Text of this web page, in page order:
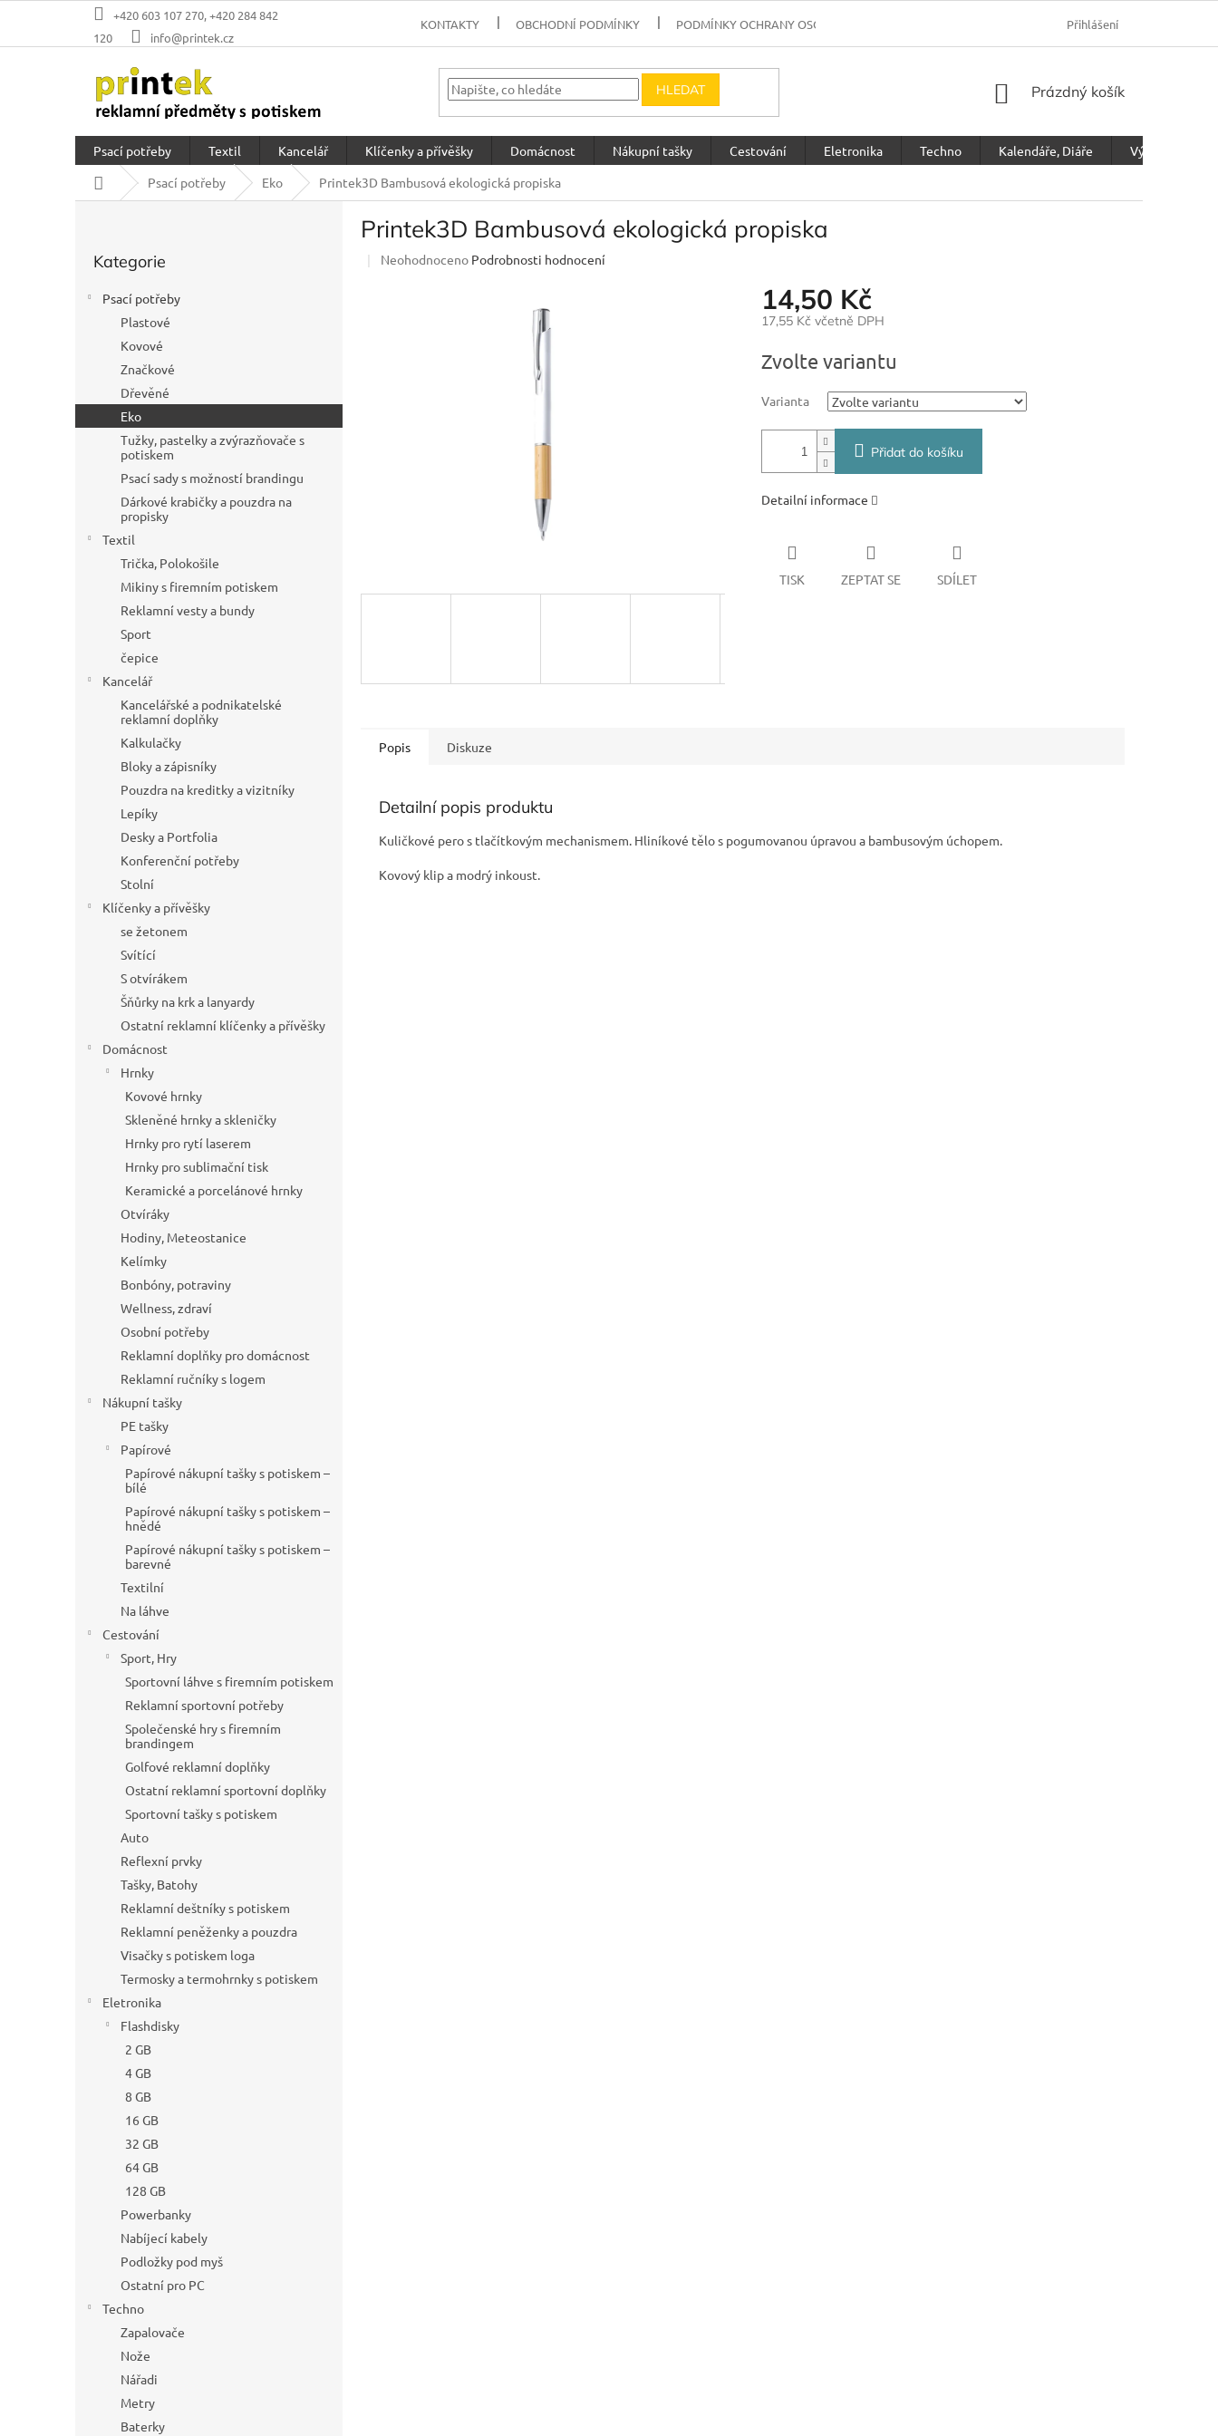
+420 603 107 270, +420 284 842
120
info@printek.cz
KONTAKTY OBCHODNÍ PODMÍNKY PODMÍNKY OCHRANY OSOBNÍCH ÚDAJŮ Přihlášení
HLEDAT
NÁKUPNÍ
Prázdný košík
Psací potřeby Textil Kancelář Klíčenky a přívěšky Domácnost Nákupní tašky Cestování Eletronika Techno Kalendáře, Diáře
Výprodej
Domů
Psací potřeby Eko Printek3D Bambusová ekologická propiska
a
n
kategorie
Kategorie
Psací potřeby
Plastové
Kovové
Značkové
Dřevěné
Eko
Tužky, pastelky a zvýrazňovače s
potiskem
Psací sady s možností brandingu
Dárkové krabičky a pouzdra na
propisky
Textil
Trička, Polokošile
Mikiny s firemním potiskem
Reklamní vesty a bundy
Sport
čepice
Kancelář
Kancelářské a podnikatelské
reklamní doplňky
Kalkulačky
Bloky a zápisníky
Pouzdra na kreditky a vizitníky
Lepíky
Desky a Portfolia
Konferenční potřeby
Stolní
Klíčenky a přívěšky
se žetonem
Svítící
S otvírákem
Šňůrky na krk a lanyardy
Ostatní reklamní klíčenky a přívěšky
Domácnost
Hrnky
Kovové hrnky
Skleněné hrnky a skleničky
Hrnky pro rytí laserem
Hrnky pro sublimační tisk
Keramické a porcelánové hrnky
Otvíráky
Hodiny, Meteostanice
Kelímky
Bonbóny, potraviny
Wellness, zdraví
Osobní potřeby
Reklamní doplňky pro domácnost
Reklamní ručníky s logem
Nákupní tašky
PE tašky
Papírové
Papírové nákupní tašky s potiskem –
bílé
Papírové nákupní tašky s potiskem –
hnědé
Papírové nákupní tašky s potiskem –
barevné
Textilní
Na láhve
Cestování
Sport, Hry
Sportovní láhve s firemním potiskem
Reklamní sportovní potřeby
Společenské hry s firemním
brandingem
Golfové reklamní doplňky
Ostatní reklamní sportovní doplňky
Sportovní tašky s potiskem
Auto
Reflexní prvky
Tašky, Batohy
Reklamní deštníky s potiskem
Reklamní peněženky a pouzdra
Visačky s potiskem loga
Termosky a termohrnky s potiskem
Eletronika
Flashdisky
2 GB
4 GB
8 GB
16 GB
32 GB
64 GB
128 GB
Powerbanky
Nabíjecí kabely
Podložky pod myš
Ostatní pro PC
Techno
Zapalovače
Nože
Nářadi
Metry
Baterky
Printek3D Bambusová ekologická propiska
Průměrné
Neohodnoceno Podrobnosti hodnocení
14,50 Kč
17,55 Kč včetně DPH
cena:
Zvolte variantu
Varianta
Přidat do košíku
Detailní informace
TISK ZEPTAT SE SDÍLET
Popis Diskuze
Detailní popis produktu
Kuličkové pero s tlačítkovým mechanismem. Hliníkové tělo s pogumovanou úpravou a bambusovým úchopem.
Kovový klip a modrý inkoust.